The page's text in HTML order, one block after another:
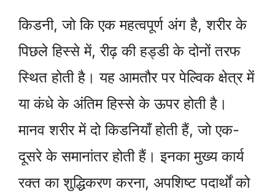
किडनी, जो कि एक महत्वपूर्ण अंग है, शरीर के
पिछले हिस्से में, रीढ़ की हड्डी के दोनों तरफ
स्थित होती है। यह आमतौर पर पेल्विक क्षेत्र में
या कंधे के अंतिम हिस्से के ऊपर होती है।
मानव शरीर में दो किडनियाँ होती हैं, जो एक-
दूसरे के समानांतर होती हैं। इनका मुख्य कार्य
रक्त का शुद्धिकरण करना, अपशिष्ट पदार्थों को